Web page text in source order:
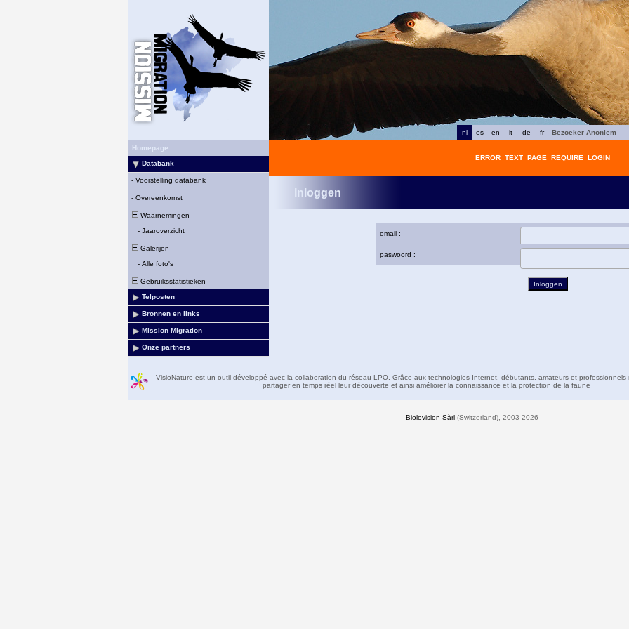
fr
de
it
en
es
nl
Bezoeker Anoniem
Homepage
Databank
- Voorstelling databank
- Overeenkomst
Waarnemingen
- Jaaroverzicht
Galerijen
- Alle foto's
Gebruiksstatistieken
Telposten
Bronnen en links
Mission Migration
Onze partners
ERROR_TEXT_PAGE_REQUIRE_LOGIN
Inloggen
email :
paswoord :
VisioNature est un outil développé avec la collaboration du réseau LPO. Grâce aux technologies Internet, débutants, amateurs et professionnels
partager en temps réel leur découverte et ainsi améliorer la connaissance et la protection de la faune
Biolovision Sàrl (Switzerland), 2003-2026